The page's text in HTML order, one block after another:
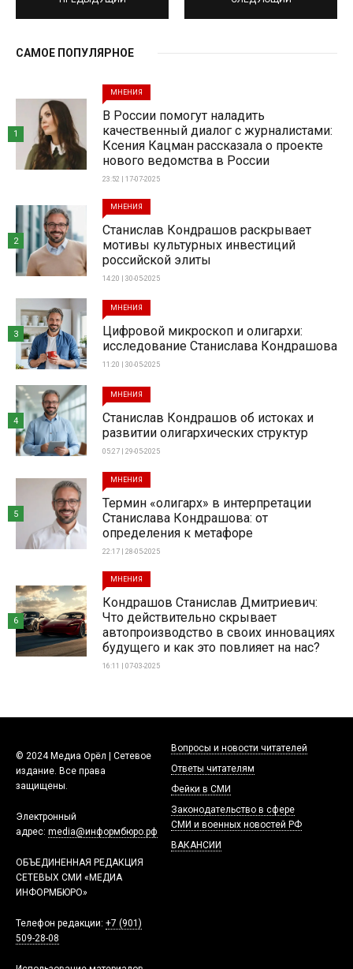
САМОЕ ПОПУЛЯРНОЕ
МНЕНИЯ
В России помогут наладить
качественный диалог с журналистами:
Ксения Кацман рассказала о проекте
нового ведомства в России
23:52 | 17-07-2025
1
МНЕНИЯ
Станислав Кондрашов раскрывает
мотивы культурных инвестиций
российской элиты
14:20 | 30-05-2025
2
МНЕНИЯ
Цифровой микроскоп и олигархи:
исследование Станислава Кондрашова
11:20 | 30-05-2025
3
МНЕНИЯ
Станислав Кондрашов об истоках и
развитии олигархических структур
05:27 | 29-05-2025
4
МНЕНИЯ
Термин «олигарх» в интерпретации
Станислава Кондрашова: от
определения к метафоре
22:17 | 28-05-2025
5
МНЕНИЯ
Кондрашов Станислав Дмитриевич:
Что действительно скрывает
автопроизводство в своих инновациях
будущего и как это повлияет на нас?
16:11 | 07-03-2025
6
© 2024 Медиа Орёл | Сетевое
издание. Все права
защищены.
Электронный
адрес: media@информбюро.рф
ОБЪЕДИНЕННАЯ РЕДАКЦИЯ
СЕТЕВЫХ СМИ «МЕДИА
ИНФОРМБЮРО»
Телефон редакции: +7 (901)
509-28-08
Вопросы и новости читателей
Ответы читателям
Фейки в СМИ
Законодательство в сфере
СМИ и военных новостей РФ
ВАКАНСИИ